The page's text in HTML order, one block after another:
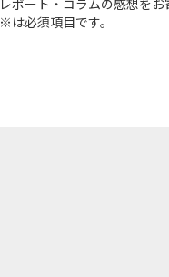
レポート・コラムの感想を
※は必須項目です。